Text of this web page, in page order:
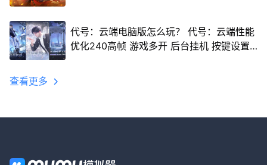
代号：云端电脑版怎么玩？ 代号：云端性能
优化240高帧 游戏多开 后台挂机 按键设置
查看更多